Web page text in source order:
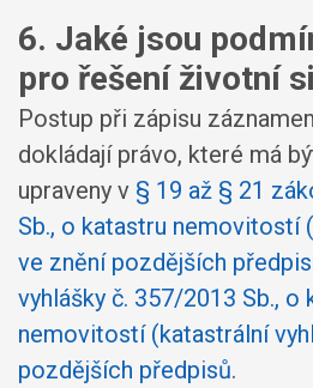
6. Jaké jsou
pro řešení životní
Postup při zápisu
dokládají právo, které má
upraveny v § 19 až § 21
Sb., o katastru nemovitostí
ve znění pozdějších
vyhlášky č. 357/2013 Sb., o
nemovitostí (katastrální
pozdějších předpisů.